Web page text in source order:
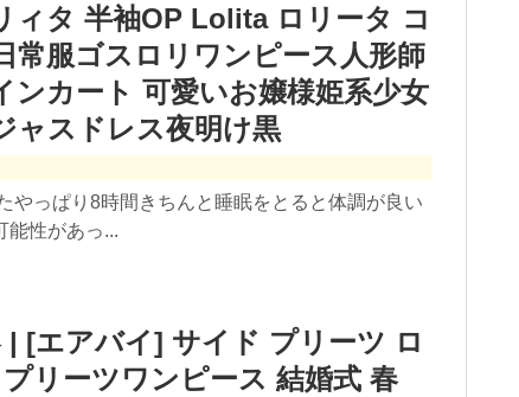
ィタ 半袖OP Lolita ロリータ コ
常服ゴスロリワンピース人形師
カート 可愛いお嬢様姫系少女
ャスドレス夜明け黒
やっぱり8時間きちんと睡眠をとると体調が良い
能性があっ...
[エアバイ] サイド プリーツ ロ
リーツワンピース 結婚式 春